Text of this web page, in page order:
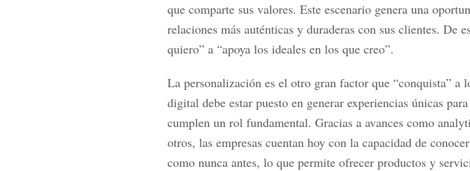
que comparte sus valores. Este escenario genera una
relaciones más auténticas y duraderas con sus clientes. De
quiero” a “apoya los ideales en los que creo”.
La personalización es el otro gran factor que “conquista” a
digital debe estar puesto en generar experiencias únicas
cumplen un rol fundamental. Gracias a avances como
otros, las empresas cuentan hoy con la capacidad de
como nunca antes, lo que permite ofrecer productos y